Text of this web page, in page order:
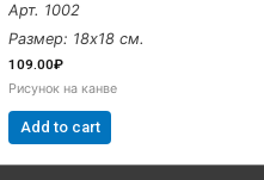
Арт. 1002
Размер: 18х18 см.
109.00₽
Рисунок на канве
Add to cart